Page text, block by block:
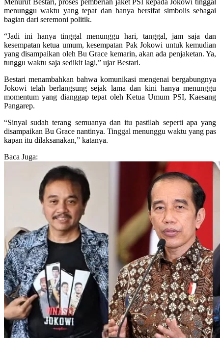
Menurut Bestari, proses pemberian jaket PSI kepada Jokowi tinggal
menunggu waktu yang tepat dan hanya bersifat simbolis sebagai
bagian dari seremoni politik.
“Jadi ini hanya tinggal menunggu hari, tanggal, jam saja dan
kesempatan ketua umum, kesempatan Pak Jokowi untuk kemudian
yang disampaikan oleh Bu Grace kemarin, akan ada penjaketan. Ya,
tunggu waktu saja sedikit lagi,” ujar Bestari.
Bestari menambahkan bahwa komunikasi mengenai bergabungnya
Jokowi telah berlangsung sejak lama dan kini hanya menunggu
momentum yang dianggap tepat oleh Ketua Umum PSI, Kaesang
Pangarep.
“Sinyal sudah terang semuanya dan itu pastilah seperti apa yang
disampaikan Bu Grace nantinya. Tinggal menunggu waktu yang pas
kapan itu dilaksanakan,” katanya.
Baca Juga: